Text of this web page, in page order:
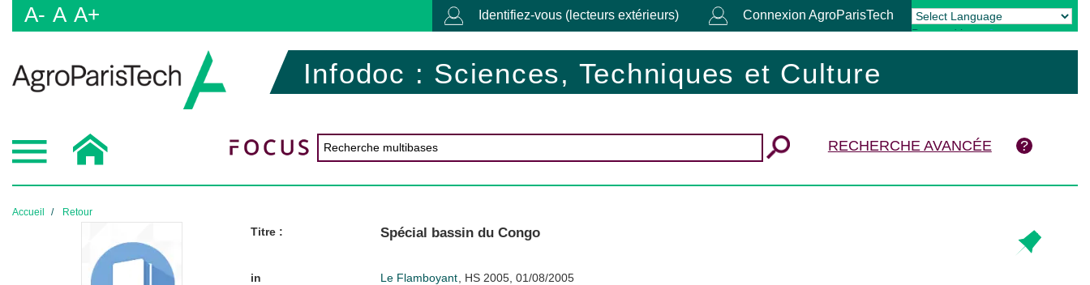
A- A A+ Identifiez-vous (lecteurs extérieurs) Connexion AgroParisTech
Powered by Translate
Infodoc : Sciences, Techniques et Culture
RECHERCHE AVANCÉE
Accueil Retour
Titre : Spécial bassin du Congo
in Le Flamboyant , HS 2005, 01/08/2005